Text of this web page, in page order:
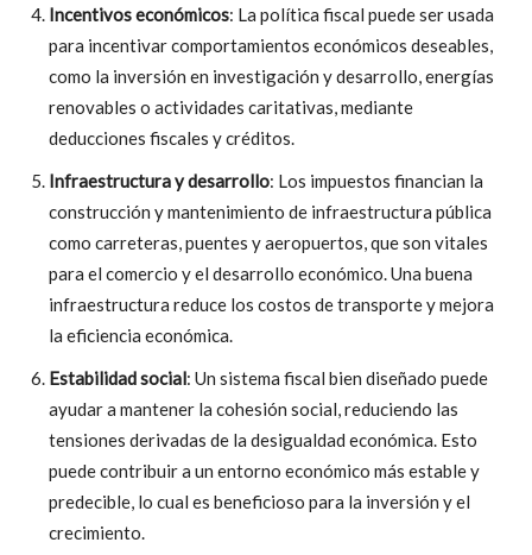
Incentivos económicos: La política fiscal puede ser usada
para incentivar comportamientos económicos deseables,
como la inversión en investigación y desarrollo, energías
renovables o actividades caritativas, mediante
deducciones fiscales y créditos.
Infraestructura y desarrollo: Los impuestos financian la
construcción y mantenimiento de infraestructura pública
como carreteras, puentes y aeropuertos, que son vitales
para el comercio y el desarrollo económico. Una buena
infraestructura reduce los costos de transporte y mejora
la eficiencia económica.
Estabilidad social: Un sistema fiscal bien diseñado puede
ayudar a mantener la cohesión social, reduciendo las
tensiones derivadas de la desigualdad económica. Esto
puede contribuir a un entorno económico más estable y
predecible, lo cual es beneficioso para la inversión y el
crecimiento.